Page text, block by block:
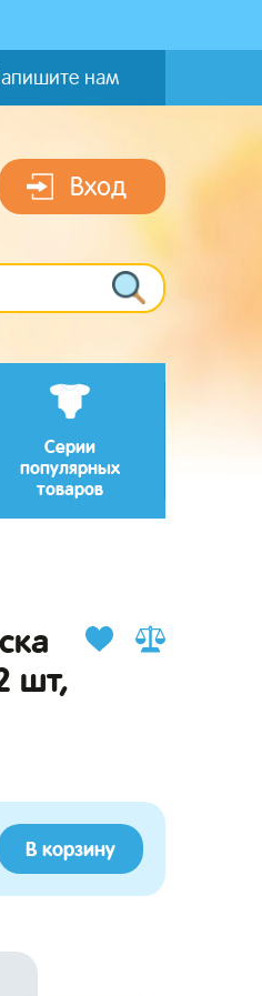
нам
Вход
Серии
популярных
товаров
шт,
В корзину